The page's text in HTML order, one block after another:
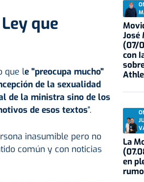
que
que le "preocupa mucho"
de la sexualidad
de la ministra sino de los
de esos textos".
inasumible pero no
común y con noticias
José
(07/
con
La
en